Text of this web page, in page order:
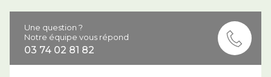
Une question ?
Notre équipe vous répond
03 74 02 81 82